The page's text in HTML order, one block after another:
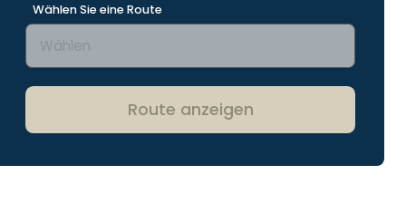
Wählen Sie eine Route
Route anzeigen